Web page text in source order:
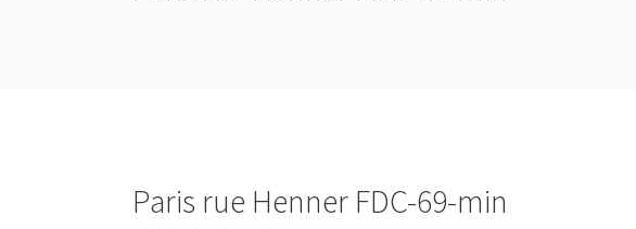
Paris rue Henner FDC-69-min